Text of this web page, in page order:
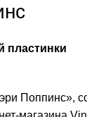
пластинки
Поппинс»,